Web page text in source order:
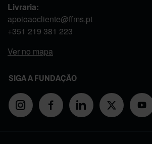
Livraria:
apoioaocliente@ffms.pt
+351 219 381 223
Ver no mapa
SIGA A FUNDAÇÃO